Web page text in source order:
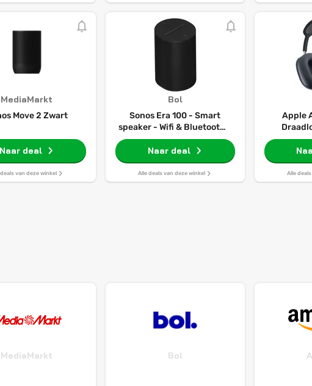
audio,
MediaMarkt
Move 2 Zwart
Naar deal
deals van deze winkel
Bol
Sonos Era 100 - Smart
speaker - Wifi & Bluetooth -
Spraakbediening - Stereo
geluid - Zwart
Naar deal
Alle deals van deze winkel
Apple
Alle
MediaMarkt Bol